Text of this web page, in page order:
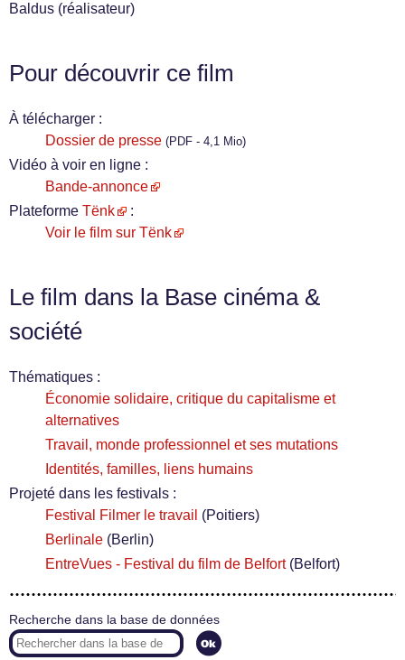
Baldus (réalisateur)
Pour découvrir ce film
À télécharger :
Dossier de presse (PDF - 4,1 Mio)
Vidéo à voir en ligne :
Bande-annonce
Plateforme Tënk
:
Voir le film sur Tënk
Le film dans la Base cinéma &
société
Thématiques :
Économie solidaire, critique du capitalisme et
alternatives
Travail, monde professionnel et ses mutations
Identités, familles, liens humains
Projeté dans les festivals :
Festival Filmer le travail (Poitiers)
Berlinale (Berlin)
EntreVues - Festival du film de Belfort (Belfort)
Recherche dans la base de données